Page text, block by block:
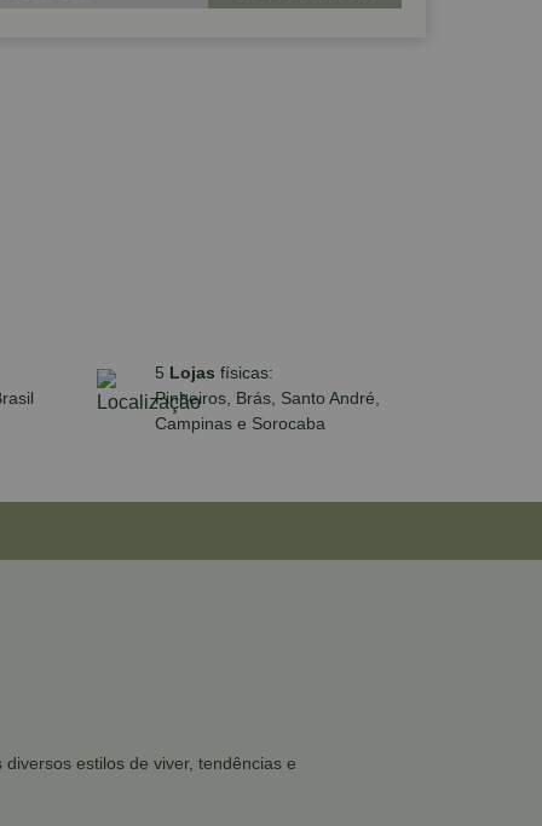
5 Lojas físicas:
Pinheiros, Brás, Santo André,
Campinas e Sorocaba
estilos de viver, tendências e